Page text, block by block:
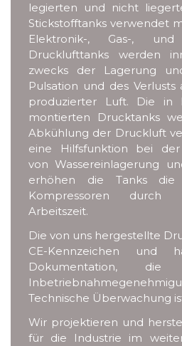
legierten und nicht
Stickstofftanks verwendet
Elektronik-, Gas-,
Drucklufttanks werden
zwecks der Lagerung
Pulsation und des
produzierter Luft. Die in
montierten Drucktanks
Abkühlung der Druckluft
eine Hilfsfunktion bei der
von Wassereinlagerung
erhöhen die Tanks die
Kompressoren durch
Arbeitszeit.
Die von uns hergestellte
CE-Kennzeichen und
Dokumentation,
Technische Überwachung
Wir projektieren und
für die Industrie im